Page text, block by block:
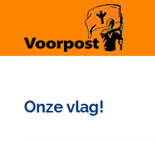
inhoud
Onze vlag!